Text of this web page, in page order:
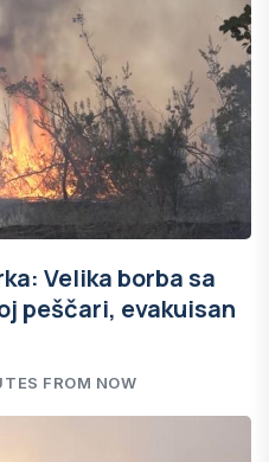
Velika borba sa
peščari, evakuisan
FROM NOW